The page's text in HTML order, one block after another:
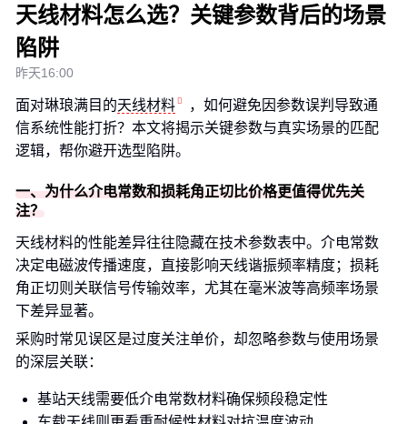
天线材料怎么选？关键参数背后的场景
陷阱
昨天16:00
面对琳琅满目的天线材料
，如何避免因参数误判导致通
信系统性能打折？本文将揭示关键参数与真实场景的匹配
逻辑，帮你避开选型陷阱。
一、为什么介电常数和损耗角正切比价格更值得优先关
注？
天线材料的性能差异往往隐藏在技术参数表中。介电常数
决定电磁波传播速度，直接影响天线谐振频率精度；损耗
角正切则关联信号传输效率，尤其在毫米波等高频率场景
下差异显著。
采购时常见误区是过度关注单价，却忽略参数与使用场景
的深层关联：
基站天线需要低介电常数材料确保频段稳定性